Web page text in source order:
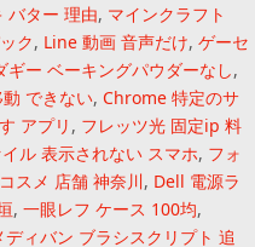
バター 理由, マインクラフト
ク, Line 動画 音声だけ, ゲーセ
ー ベーキングパウダーなし,
できない, Chrome 特定のサ
アプリ , フレッツ光 固定ip 料
ル 表示されない スマホ, フォ
スメ 店舗 神奈川, Dell 電源ラ
, 一眼レフ ケース 100均,
ディバン ブラシスクリプト 追